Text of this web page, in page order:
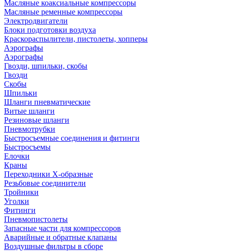
Масляные коаксиальные компрессоры
Масляные ременные компрессоры
Электродвигатели
Блоки подготовки воздуха
Краскораспылители, пистолеты, хопперы
Аэрографы
Аэрографы
Гвозди, шпильки, скобы
Гвозди
Скобы
Шпильки
Шланги пневматические
Витые шланги
Резиновые шланги
Пневмотрубки
Быстросъемные соединения и фитинги
Быстросъемы
Елочки
Краны
Переходники Х-образные
Резьбовые соединители
Тройники
Уголки
Фитинги
Пневмопистолеты
Запасные части для компрессоров
Аварийные и обратные клапаны
Воздушные фильтры в сборе